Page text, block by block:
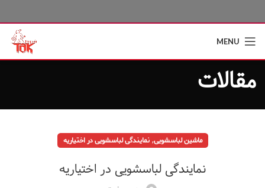
MENU
مقالات
ماشین لباسشویی,نمایندگی لباسشویی در اختیاریه
نمایندگی لباسشویی در اختیاریه